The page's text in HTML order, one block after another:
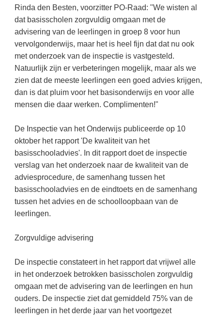
Juni 2026
Mei 2026
April 2026
Frans
Fries (Frysk)
Geschiedenis
Handelswetenschappen
Informatica
Klassieke Talen
Levensbeschouwing
Maatschappijleer
Muziek
Natuurkunde
Nederlands
Rekenen / Wiskunde
Scheikunde
Spaans
Studievaardigheden
Techniek
Rekentuin: altijd en overal rekenen oefenen
op je eigen niveau
Taalzee: adaptief oefenen en toetsen
Theater als middel voor het aanleren van
sociale vaardigheden
Lesmateriaal gebaseerd op
(hersen)onderzoek
Meesterbaan onderwijsvacatures
LEERMETHODEN
Biologie
Examentraining
Frans
Geschiedenis
Nederlands
Sociale vaardigheden
Studievaardigheden
Taalvaardigheden
Rinda den Besten, voorzitter PO-Raad: "We wisten al
dat basisscholen zorgvuldig omgaan met de
advisering van de leerlingen in groep 8 voor hun
vervolgonderwijs, maar het is heel fijn dat dat nu ook
met onderzoek van de inspectie is vastgesteld.
Natuurlijk zijn er verbeteringen mogelijk, maar als we
zien dat de meeste leerlingen een goed advies krijgen,
dan is dat pluim voor het basisonderwijs en voor alle
mensen die daar werken. Complimenten!"
De Inspectie van het Onderwijs publiceerde op 10
oktober het rapport 'De kwaliteit van het
basisschooladvies'. In dit rapport doet de inspectie
verslag van het onderzoek naar de kwaliteit van de
adviesprocedure, de samenhang tussen het
basisschooladvies en de eindtoets en de samenhang
tussen het advies en de schoolloopbaan van de
leerlingen.
Zorgvuldige advisering
De inspectie constateert in het rapport dat vrijwel alle
in het onderzoek betrokken basisscholen zorgvuldig
omgaan met de advisering van de leerlingen en hun
ouders. De inspectie ziet dat gemiddeld 75% van de
leerlingen in het derde jaar van het voortgezet